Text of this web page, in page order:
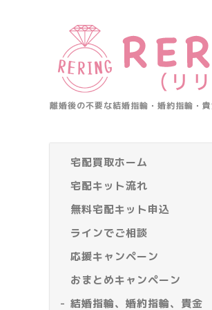
離婚後の不要な結婚指輪・婚約指輪・
宅配買取ホーム
宅配キット流れ
無料宅配キット申込
ラインでご相談
応援キャンペーン
おまとめキャンペーン
結婚指輪、婚約指輪、貴金